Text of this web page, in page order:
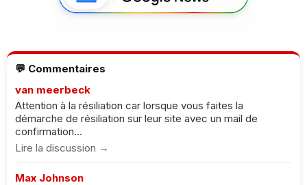
💬 Commentaires
van meerbeck
Attention à la résiliation car lorsque vous faites la
démarche de résiliation sur leur site avec un mail de
confirmation...
Lire la discussion →
Max Johnson